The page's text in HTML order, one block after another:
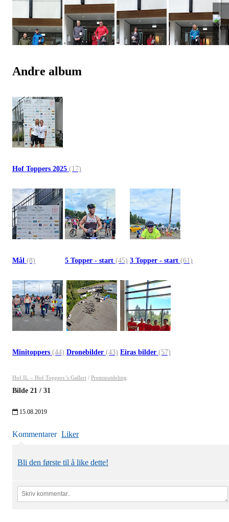
Andre album
Hof Toppers 2025 (17)
Mål (8) 5 Topper - start (45) 3 Topper - start (61)
Minitoppers (44) Dronebilder (43) Eiras bilder (57)
Hof IL – Hof Toppers 's Galleri / Premieutdeling
Bilde 21 / 31
15.08.2019
Kommentarer Liker
Bli den første til å like dette!